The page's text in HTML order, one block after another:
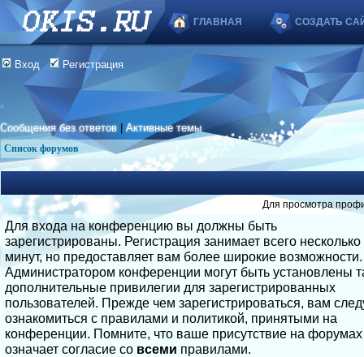
ГЛАВНАЯ СОЗДАТЬ
Вход Регистрация
Сообщения без ответов |Активные темы
Список форумов
Для просмотра
Для входа на конференцию вы должны быть
зарегистрированы. Регистрация занимает всего несколько
минут, но предоставляет вам более широкие возможности.
Администратором конференции могут быть установлены
дополнительные привилегии для зарегистрированных
пользователей. Прежде чем зарегистрироваться, вам
ознакомиться с правилами и политикой, принятыми на
конференции. Помните, что ваше присутствие на форумах
означает согласие со всеми правилами.